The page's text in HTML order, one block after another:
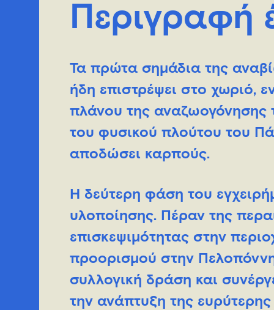
Περιγραφή
Τα πρώτα σημάδια της
ήδη επιστρέψει στο
πλάνου της αναζωογόνησης
του φυσικού πλούτου του
αποδώσει καρπούς.
Η δεύτερη φάση του
υλοποίησης. Πέραν της
επισκεψιμότητας στην
προορισμού στην
συλλογική δράση και
την ανάπτυξη της